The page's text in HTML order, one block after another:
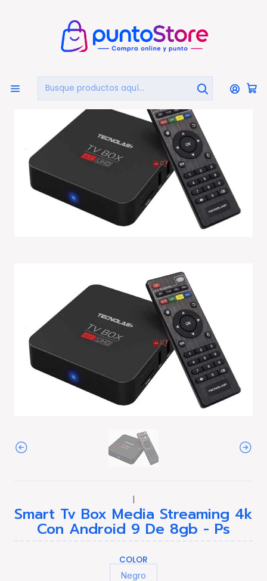
Inicio TELEVISIÓN Tv Box
Smart Tv Box Media Streaming 4k Con Android 9 De 8gb
- Ps
|
Smart Tv Box Media Streaming 4k
Con Android 9 De 8gb - Ps
COLOR
Negro